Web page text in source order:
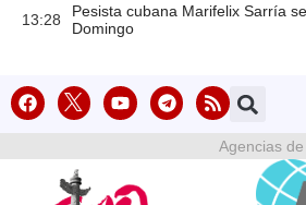
13:28
Pesista cubana Marifelix Sarría
Domingo
Agencias